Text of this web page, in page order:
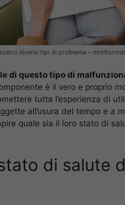
diversi tipi di problema –
di questo tipo di
è il vero e proprio
tutta l’esperienza di
all’usura del tempo e a
quale sia il loro stato di
di salute